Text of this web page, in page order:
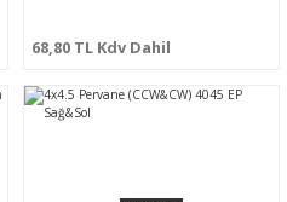
68,80 TL Kdv Dahil